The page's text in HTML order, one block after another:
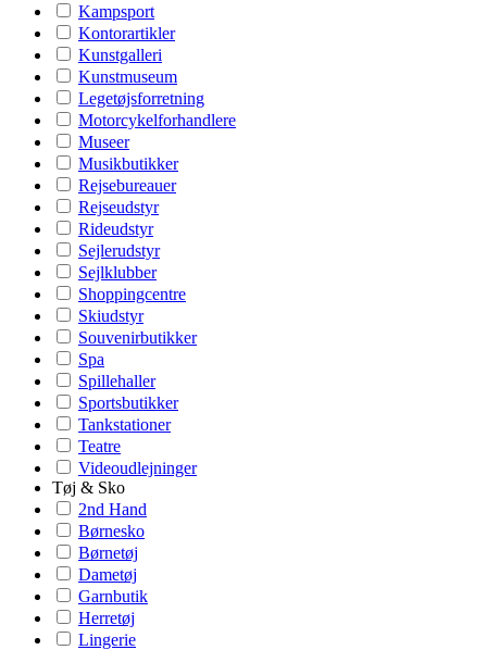
Kampsport
Kontorartikler
Kunstgalleri
Kunstmuseum
Legetøjsforretning
Motorcykelforhandlere
Museer
Musikbutikker
Rejsebureauer
Rejseudstyr
Rideudstyr
Sejlerudstyr
Sejlklubber
Shoppingcentre
Skiudstyr
Souvenirbutikker
Spa
Spillehaller
Sportsbutikker
Tankstationer
Teatre
Videoudlejninger
Tøj & Sko
2nd Hand
Børnesko
Børnetøj
Dametøj
Garnbutik
Herretøj
Lingerie